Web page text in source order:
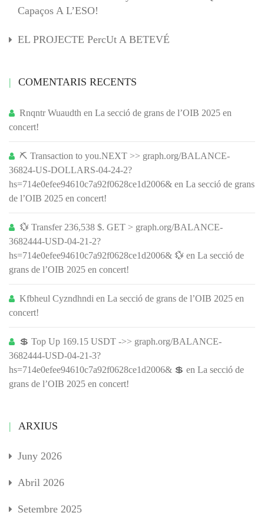
Capaços A L’ESO!
EL PROJECTE PercUt A BETEVÉ
COMENTARIS RECENTS
Rnqntr Wuaudth en La secció de grans de l’OIB 2025 en
concert!
⛏ Transaction to you.NEXT >> graph.org/BALANCE-
36824-US-DOLLARS-04-24-2?
hs=714e0efee94610c7a92f0628ce1d2006& en La secció de grans
de l’OIB 2025 en concert!
💱 Transfer 236,538 $. GET > graph.org/BALANCE-
3682444-USD-04-21-2?
hs=714e0efee94610c7a92f0628ce1d2006& 💱 en La secció de
grans de l’OIB 2025 en concert!
Kfbheul Cyzndhndi en La secció de grans de l’OIB 2025 en
concert!
💲 Top Up 169.15 USDT ->> graph.org/BALANCE-
3682444-USD-04-21-3?
hs=714e0efee94610c7a92f0628ce1d2006& 💲 en La secció de
grans de l’OIB 2025 en concert!
ARXIUS
Juny 2026
Abril 2026
Setembre 2025